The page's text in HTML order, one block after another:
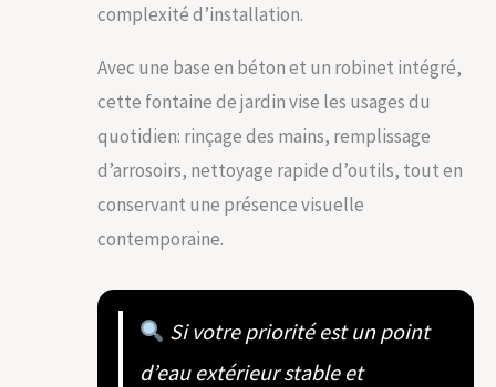
complexité d’installation.
Avec une base en béton et un robinet intégré,
cette fontaine de jardin vise les usages du
quotidien: rinçage des mains, remplissage
d’arrosoirs, nettoyage rapide d’outils, tout en
conservant une présence visuelle
contemporaine.
Si votre priorité est un point
d’eau extérieur stable et